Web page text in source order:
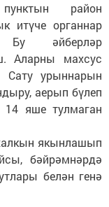
район
итүче органнар
Бу әйберләр
Аларны махсус
Сату урыннарын
аерып бүлеп
14 яше тулмаган
якынлашып
бәйрәмнәрдә
белән генә